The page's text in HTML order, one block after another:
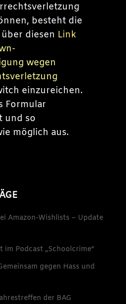
besteht die
diesen Link
wegen
einzureichen.
Formular
und so
möglich aus.
Amazon-Wishlists – Update
im Podcast „Schoolcrime“
gegen Hass und
der BAG